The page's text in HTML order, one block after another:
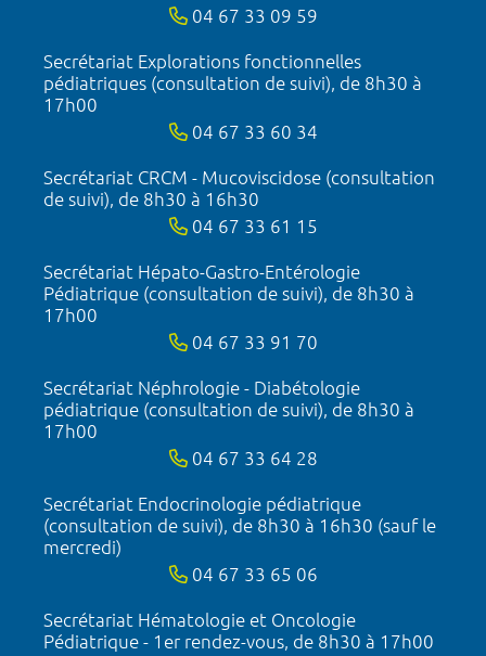
04 67 33 09 59
Secrétariat Explorations fonctionnelles
pédiatriques (consultation de suivi), de 8h30 à
17h00
04 67 33 60 34
Secrétariat CRCM - Mucoviscidose (consultation
de suivi), de 8h30 à 16h30
04 67 33 61 15
Secrétariat Hépato-Gastro-Entérologie
Pédiatrique (consultation de suivi), de 8h30 à
17h00
04 67 33 91 70
Secrétariat Néphrologie - Diabétologie
pédiatrique (consultation de suivi), de 8h30 à
17h00
04 67 33 64 28
Secrétariat Endocrinologie pédiatrique
(consultation de suivi), de 8h30 à 16h30 (sauf le
mercredi)
04 67 33 65 06
Secrétariat Hématologie et Oncologie
Pédiatrique - 1er rendez-vous, de 8h30 à 17h00